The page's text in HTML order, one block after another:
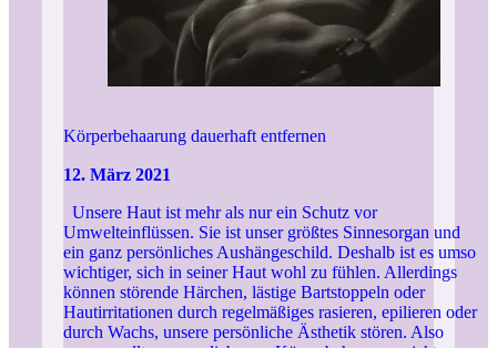
Körperbehaarung dauerhaft entfernen
12. März 2021
Unsere Haut ist mehr als nur ein Schutz vor
Umwelteinflüssen. Sie ist unser größtes Sinnesorgan und
ein ganz persönliches Aushängeschild. Deshalb ist es umso
wichtiger, sich in seiner Haut wohl zu fühlen. Allerdings
können störende Härchen, lästige Bartstoppeln oder
Hautirritationen durch regelmäßiges rasieren, epilieren oder
durch Wachs, unsere persönliche Ästhetik stören. Also